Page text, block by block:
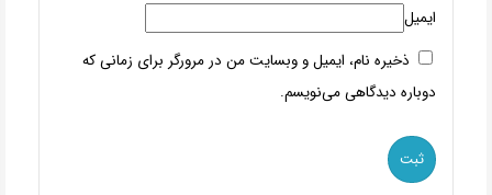
ایمیل
ذخیره نام، ایمیل و وبسایت من در مرورگر برای زمانی که
دوباره دیدگاهی می‌نویسم.